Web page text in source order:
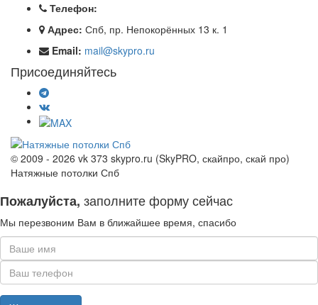
Телефон:
Адрес: Спб, пр. Непокорённых 13 к. 1
Email: mail@skypro.ru
Присоединяйтесь
© 2009 - 2026 vk 373 skypro.ru (SkyPRO, скайпро, скай про)
Натяжные потолки Спб
Пожалуйста, заполните форму сейчас
Мы перезвоним Вам в ближайшее время, спасибо